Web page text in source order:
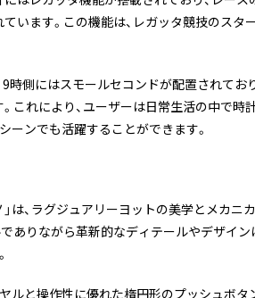
います。この機能は、レガッタ競技のスタ
9時側にはスモールセコンドが配置されてお
これにより、ユーザーは日常生活の中で時
ーンでも活躍することができます。
は、ラグジュアリーヨットの美学とメカ
ありながら革新的なディテールやデザイン
ルと操作性に優れた楕円形のプッシュボタ